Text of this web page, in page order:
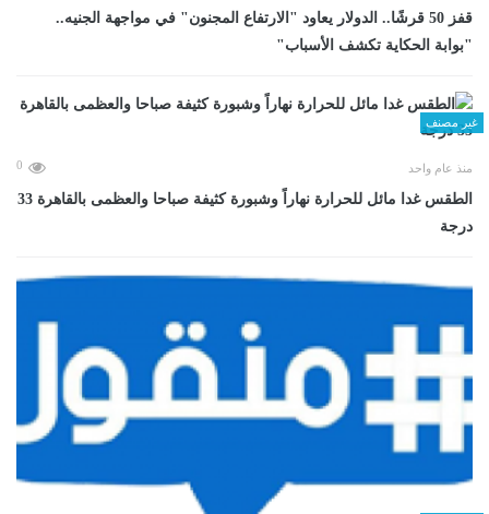
قفز 50 قرشًا.. الدولار يعاود "الارتفاع المجنون" في مواجهة الجنيه..
"بوابة الحكاية تكشف الأسباب"
غير مصنف
منذ عام واحد 0
الطقس غدا مائل للحرارة نهاراً وشبورة كثيفة صباحا والعظمى بالقاهرة 33
درجة